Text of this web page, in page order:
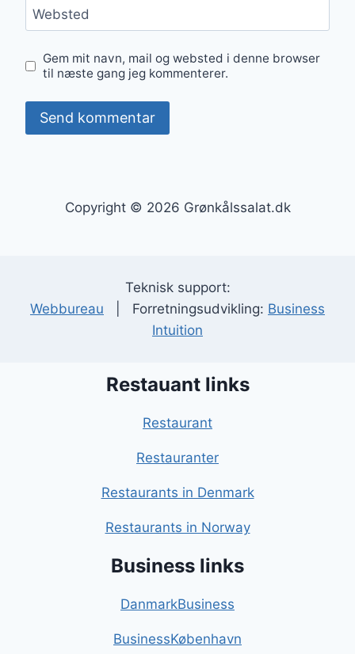
Websted
Gem mit navn, mail og websted i denne browser
til næste gang jeg kommenterer.
Copyright © 2026 Grønkålssalat.dk
Teknisk support:
Webbureau | Forretningsudvikling: Business
Intuition
Restauant links
Restaurant
Restauranter
Restaurants in Denmark
Restaurants in Norway
Business links
DanmarkBusiness
BusinessKøbenhavn